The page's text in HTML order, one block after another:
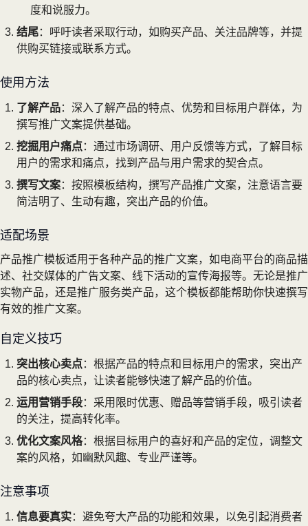
度和说服力。
结尾：呼吁读者采取行动，如购买产品、关注品牌等，并提
供购买链接或联系方式。
使用方法
了解产品：深入了解产品的特点、优势和目标用户群体，为
撰写推广文案提供基础。
挖掘用户痛点：通过市场调研、用户反馈等方式，了解目标
用户的需求和痛点，找到产品与用户需求的契合点。
撰写文案：按照模板结构，撰写产品推广文案，注意语言要
简洁明了、生动有趣，突出产品的价值。
适配场景
产品推广模板适用于各种产品的推广文案，如电商平台的商品描
述、社交媒体的广告文案、线下活动的宣传海报等。无论是推广
实物产品，还是推广服务类产品，这个模板都能帮助你快速撰写
有效的推广文案。
自定义技巧
突出核心卖点：根据产品的特点和目标用户的需求，突出产
品的核心卖点，让读者能够快速了解产品的价值。
运用营销手段：采用限时优惠、赠品等营销手段，吸引读者
的关注，提高转化率。
优化文案风格：根据目标用户的喜好和产品的定位，调整文
案的风格，如幽默风趣、专业严谨等。
注意事项
信息要真实：避免夸大产品的功能和效果，以免引起消费者